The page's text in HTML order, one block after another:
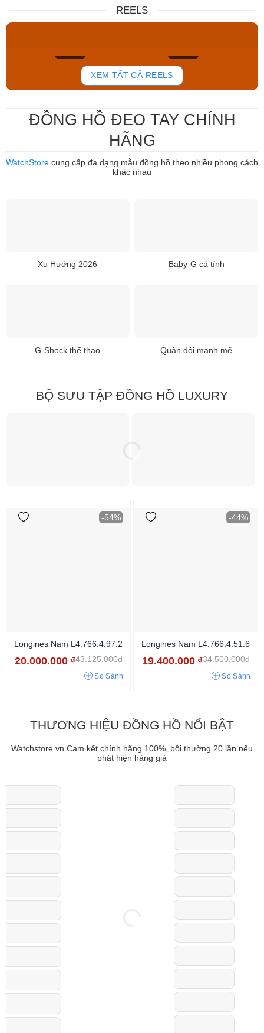
REELS
758
XEM TẤT CẢ REELS
ĐỒNG HỒ ĐEO TAY CHÍNH
HÃNG
WatchStore cung cấp đa dạng mẫu đồng hồ theo nhiều phong cách
khác nhau
Xu Hướng 2026 Baby-G cá tính
G-Shock thể thao Quân đội mạnh mẽ
BỘ SƯU TẬP ĐỒNG HỒ LUXURY
-54%
Longines Nam L4.766.4.97.2
20.000.000 ₫43.125.000đ
So Sánh
-44%
Longines Nam L4.766.4.51.6
19.400.000 ₫34.500.000đ
So Sánh
THƯƠNG HIỆU ĐỒNG HỒ NỔI BẬT
Watchstore.vn Cam kết chính hãng 100%, bồi thường 20 lần nếu
phát hiện hàng giả